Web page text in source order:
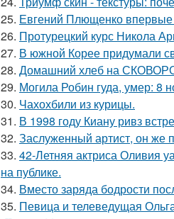
25. Евгений Плющенко
26. Протурецкий курс Никола
27. В южной Корее придумали
28. Домашний хлеб на
29. Могила Робин гуда, умер: 8
30. Чахохбили из курицы.
31. В 1998 году Киану ривз
32. Заслуженный артист, он же
33. 42-Летняя актриса Оливия
на публике.
34. Вместо заряда бодрости
35. Певица и телеведущая